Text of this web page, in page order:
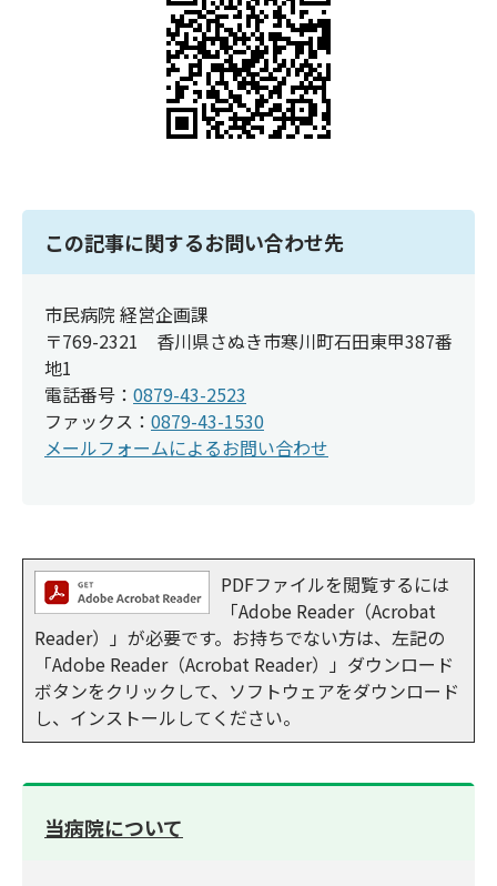
この記事に関するお問い合わせ先
市民病院 経営企画課
〒769-2321 香川県さぬき市寒川町石田東甲387番
地1
電話番号： 0879-43-2523
ファックス： 0879-43-1530
メールフォームによるお問い合わせ
PDFファイルを閲覧するには
「Adobe Reader（Acrobat
Reader）」が必要です。お持ちでない方は、左記の
「Adobe Reader（Acrobat Reader）」ダウンロード
ボタンをクリックして、ソフトウェアをダウンロード
し、インストールしてください。
当病院について